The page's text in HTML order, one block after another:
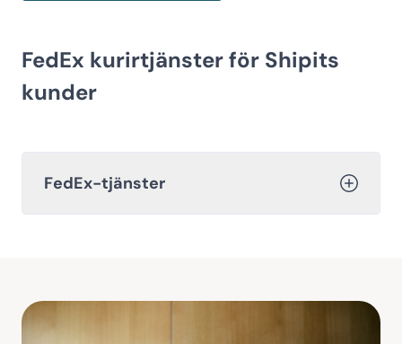
FedEx kurirtjänster för Shipits
kunder
FedEx-tjänster